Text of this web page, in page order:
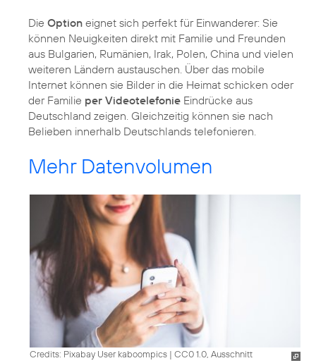
Die Option eignet sich perfekt für Einwanderer: Sie
können Neuigkeiten direkt mit Familie und Freunden
aus Bulgarien, Rumänien, Irak, Polen, China und vielen
weiteren Ländern austauschen. Über das mobile
Internet können sie Bilder in die Heimat schicken oder
der Familie per Videotelefonie Eindrücke aus
Deutschland zeigen. Gleichzeitig können sie nach
Belieben innerhalb Deutschlands telefonieren.
Mehr Datenvolumen
Credits: Pixabay User kaboompics | CC0 1.0, Ausschnitt